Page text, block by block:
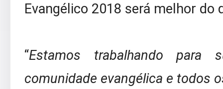
Evangélico 2018 será melhor do
“Estamos trabalhando
comunidade evangélica e todos